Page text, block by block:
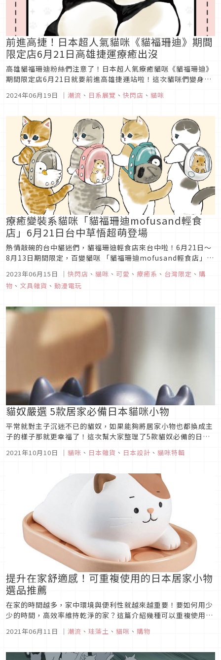
前進高捷！日本超人氣貓咪《貓福珊迪》期間
限定店6月21日高雄捷運療癒出沒
高雄貓福珊迪粉絲們注意了！日本超人氣療癒貓咪《貓福珊迪》
期間限定店6月21日就要前進高雄捷運站啦！這次貓咪們變身為
合」就可看到8組立體的萌喵迎接你，還有化身熊貓的「熊貓喵
球大扭蛋」等你來把...
2024年06月19日 ｜ 潮流 、 日系展覽 、 快閃店 、 貓咪
療癒變裝系貓咪「貓福珊迪mofusand輕食
店」6月21日台中草悟超萌登場
熱情敲碗的台中貓迷們，貓福珊迪輕食店來台中啦！6月21日～
8月13日期間限定，百變貓咪 「貓福珊迪mofusand輕食店」於
拍到滿意！不只有整排鯊魚喵、倉鼠喵和章魚喵的各種變裝萌貓
玻璃貼，還有背著鴨鴨、倉鼠、小企鵝和小兔子出遊的「喵喵同
2023年06月15日 ｜ 快閃店 、 貓咪 、 可愛 、 療癒系 、 台灣限定 、 購
物 、 文具雜貨 、 動漫電玩
貓奴嚴選 5款居家必備日本貓咪小物
平常就對主子沉迷不已的貓奴，如果能夠將居家小物也都換成主
子的樣子那就更幸福了！這次幫大家整理了5款貓奴必備的日本
居家小物，縮小版的無限貓咪製造機、和紙做的貓型燈，光是擺
在那邊就令人心動不已，更過分的是連殺菌燈、加濕器、保溫湯
2021年10月10日 ｜ 貓咪 、 日本雜貨 、 日本設計 、 貓咪特輯
提升在家舒適感！可重複使用的日本居家小物
選品推薦
在家的時間越多，家中環境與便利性就越來越重要！要如何用少
少的時間，高效率維持乾淨的家？這篇介紹幾種可以重複使用，
2021年06月11日 ｜ 潮流 、 珪藻土 、 貓咪 、 購物